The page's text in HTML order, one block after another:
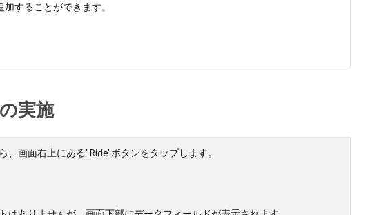
することができます。
実施
、画面右上にある”Ride”ボタンをタップします。